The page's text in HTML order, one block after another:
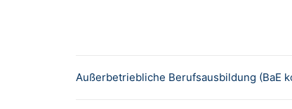
Außerbetriebliche Berufsausbildung (BaE